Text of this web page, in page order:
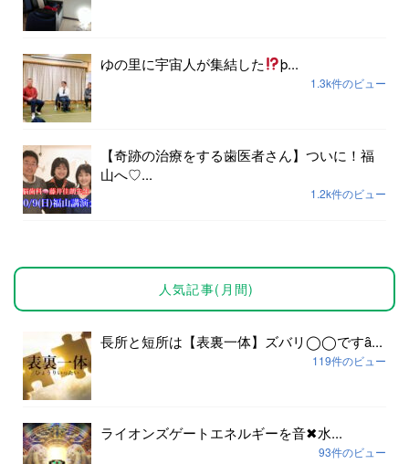
ゆの里に宇宙人が集結した þ...
1.3k件のビュー
【奇跡の治療をする歯医者さん】ついに！福
山へ♡...
1.2k件のビュー
人気記事(月間)
長所と短所は【表裏一体】ズバリ◯◯ですȃ...
119件のビュー
ライオンズゲートエネルギーを音✖︎水...
93件のビュー